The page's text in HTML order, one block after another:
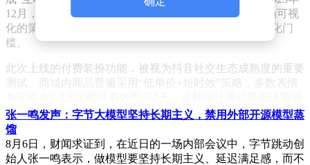
12月，参与该玩法的日活用户突破1亿。这种将社交行为可视
化的策略，有效降低了用户从被动浏览到主动互动的转化门
槛。
此次上线的付费装扮功能，被视为抖音社交生态成熟度的重要
测试。商城内商品普遍采用“低单价+短时效”策略，多数表情
本培养用户付费习惯——当用户完成首次小额购买后，对更高
客单价商品（如IP联名款、限量版）的接受度将显著提升。裂
变式福袋机制则借助熟人社交网络，在实现低成本拉新的同时
增强用户粘性。
张一鸣发声：字节大模型坚持长期主义，禁用外部开源模型蒸
馏
8月6日，财闻求证到，在近日的一场内部会议中，字节跳动创
始人张一鸣表示，做模型要坚持长期主义、延迟满足感，而不